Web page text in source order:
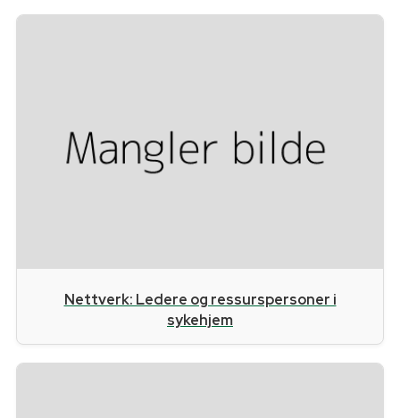
Nettverk: Ledere og ressurspersoner i
sykehjem